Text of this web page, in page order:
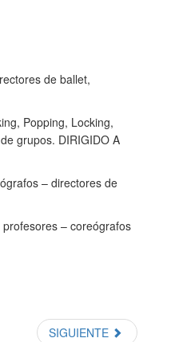
de ballet,
Popping, Locking,
grupos. DIRIGIDO A
– directores de
– coreógrafos
SIGUIENTE